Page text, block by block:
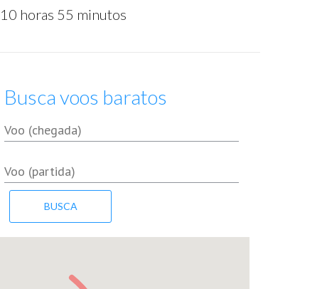
horas 55 minutos
Busca voos baratos